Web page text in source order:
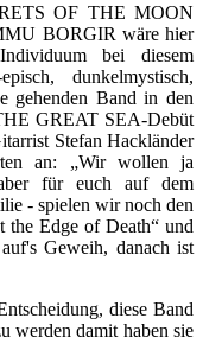
OF THE MOON
BORGIR wäre hier
bei diesem
dunkelmystisch,
gehenden Band in den
GREAT SEA-Debüt
Stefan Hackländer
an: „Wir wollen ja
für euch auf dem
- spielen wir noch den
the Edge of Death“ und
Geweih, danach ist
diese Band
werden damit haben sie